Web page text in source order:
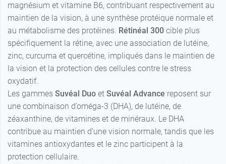
magnésium et vitamine B6, contribuant respectivement au
maintien de la vision, à une synthèse protéique normale et
au métabolisme des protéines. Rétinéal 300 cible plus
spécifiquement la rétine, avec une association de lutéine,
zinc, curcuma et quercétine, impliqués dans le maintien de
la vision et la protection des cellules contre le stress
oxydatif.
Les gammes Suvéal Duo et Suvéal Advance reposent sur
une combinaison d’oméga-3 (DHA), de lutéine, de
zéaxanthine, de vitamines et de minéraux. Le DHA
contribue au maintien d’une vision normale, tandis que les
vitamines antioxydantes et le zinc participent à la
protection cellulaire.